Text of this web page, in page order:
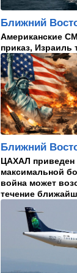
15:00
Звездное
драконы
сходить
каникулах
14:49 Стиль
Спор,
кто
собаки?
14:41 Ближний
Россия и
США
14:18 Мнения
"Это
страшно
Ближний
Американские
приказ, Израиль
Ближний
ЦАХАЛ приведен
максимальной
война может
течение